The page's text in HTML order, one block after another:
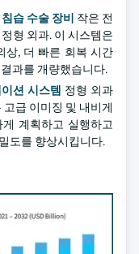
습 수술 장비 작은 전
형 외과. 이 시스템은
상, 더 빠른 회복 시간
과를 개량했습니다.
션 시스템 정형 외과
급 이미징 및 내비게
계획하고 실행하고
도를 향상시킵니다.